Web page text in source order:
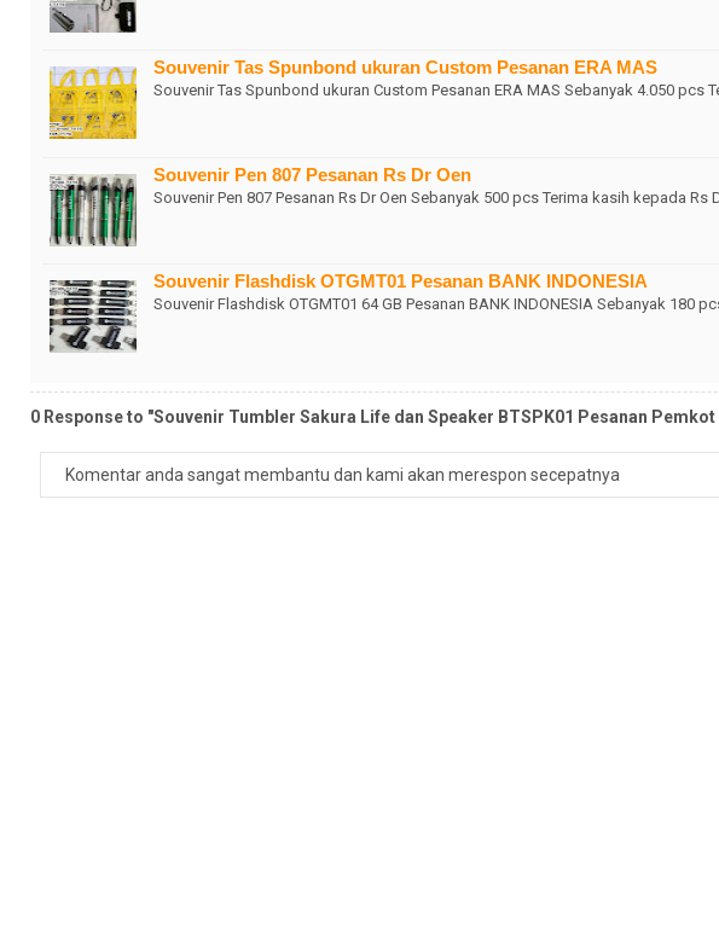
Souvenir Tas Spunbond ukuran Custom Pesanan ERA MAS
Souvenir Tas Spunbond ukuran Custom Pesanan ERA MAS Sebanyak 4.050 pcs
Souvenir Pen 807 Pesanan Rs Dr Oen
Souvenir Pen 807 Pesanan Rs Dr Oen Sebanyak 500 pcs Terima kasih kepada Rs
Souvenir Flashdisk OTGMT01 Pesanan BANK INDONESIA
Souvenir Flashdisk OTGMT01 64 GB Pesanan BANK INDONESIA Sebanyak 180
0 Response to "Souvenir Tumbler Sakura Life dan Speaker BTSPK01 Pesanan
Komentar anda sangat membantu dan kami akan merespon secepatnya